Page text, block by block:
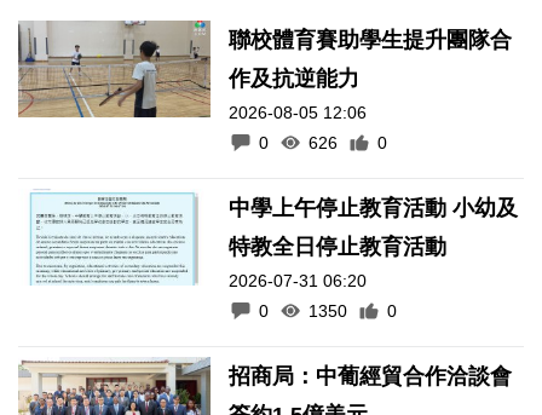
聯校體育賽助學生提升團隊合
作及抗逆能力
2026-08-05 12:06
0
626 0
中學上午停止教育活動 小幼及
特教全日停止教育活動
2026-07-31 06:20
0
1350 0
招商局：中葡經貿合作洽談會